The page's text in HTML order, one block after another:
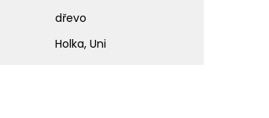
dřevo
Holka, Uni